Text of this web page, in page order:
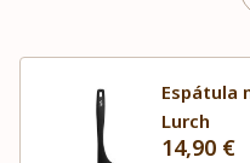
Espátula
Lurch
14,90 €